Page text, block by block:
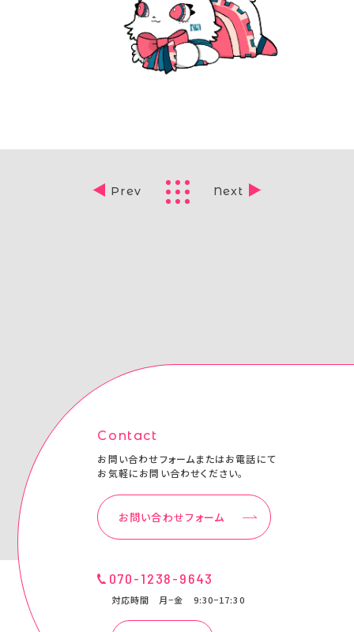
Prev Next
Contact
お問い合わせフォームまたはお電話にて
お気軽にお問い合わせください。
お問い合わせフォーム
070-1238-9643
対応時間 月−金 9:30−17:30